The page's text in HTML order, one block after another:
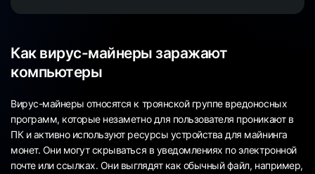
Как вирус-майнеры заражают
компьютеры
Вирус-майнеры относятся к троянской группе вредоносных
программ, которые незаметно для пользователя проникают в
ПК и активно используют ресурсы устройства для майнинга
монет. Они могут скрываться в уведомлениях по электронной
почте или ссылках. Они выглядят как обычный файл, например,